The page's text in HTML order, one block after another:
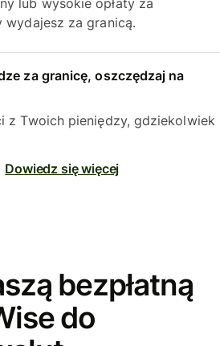
lub wysokie opłaty za
wydajesz za granicą.
za granicę, oszczędzaj na
z Twoich pieniędzy, gdziekolwiek
Dowiedz się więcej
bezpłatną
do